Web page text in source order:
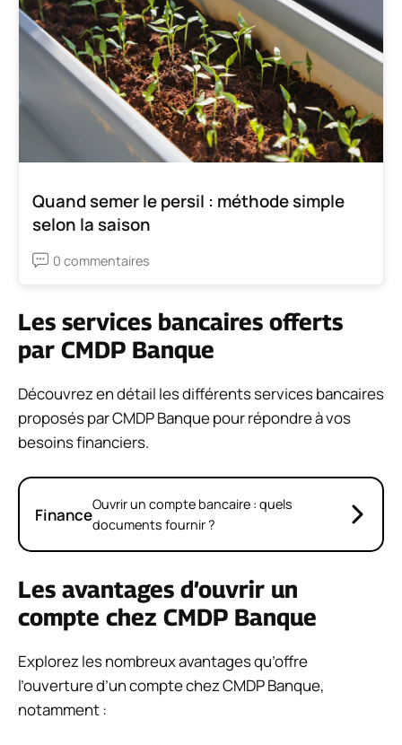
Quand semer le persil : méthode simple
selon la saison
0 commentaires
Les services bancaires offerts
par CMDP Banque
Découvrez en détail les différents services bancaires
proposés par CMDP Banque pour répondre à vos
besoins financiers.
FinanceOuvrir un compte bancaire : quels
documents fournir ?
Les avantages d’ouvrir un
compte chez CMDP Banque
Explorez les nombreux avantages qu’offre
l’ouverture d’un compte chez CMDP Banque,
notamment :